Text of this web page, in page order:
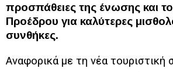
προσπάθειες της ένωσης και
Προέδρου για καλύτερες
συνθήκες.
Αναφορικά με τη νέα τουριστική